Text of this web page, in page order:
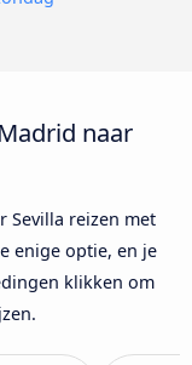
naar
Sevilla reizen met
enige optie, en je
klikken om